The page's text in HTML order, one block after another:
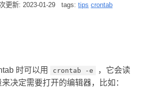
次更新: 2023-01-29 tags: tips crontab
时可以用 crontab -e
，它会读
决定需要打开的编辑器，比如：